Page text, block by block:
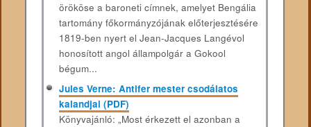
örököse a baroneti címnek, amelyet Bengália
tartomány főkormányzójának előterjesztésére
1819-ben nyert el Jean-Jacques Langévol
honosított angol állampolgár a Gokool
bégum...
Jules Verne: Antifer mester csodálatos
kalandjai (PDF)
Könyvajánló: „Most érkezett el azonban a